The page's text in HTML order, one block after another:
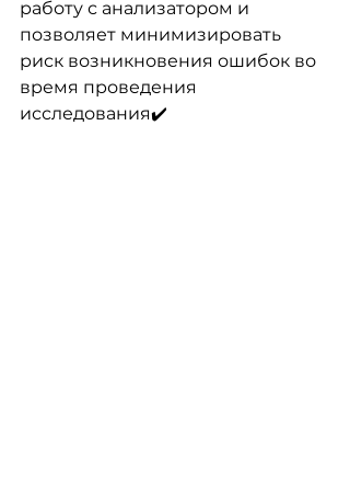
работу с анализатором и
позволяет минимизировать
риск возникновения ошибок во
время проведения
исследования✔️